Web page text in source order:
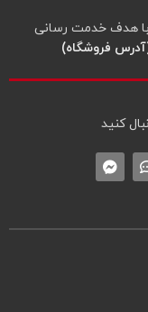
فروشگاه حضوری شاهین لوکس در سال 1403 با هدف خدمت رسانی
فروشگاه)
کنید